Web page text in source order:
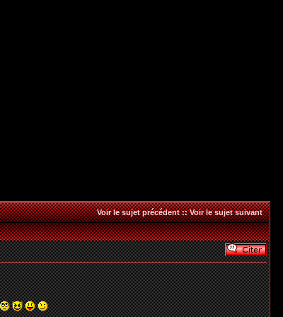
Voir le sujet précédent::Voir le sujet suivant